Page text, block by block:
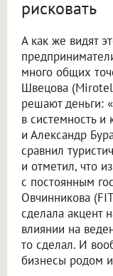
рисковать
А как же видят
много общих
Швецова
решают деньги:
в системность и
и Александр
сравнил
и отметил, что
с постоянным
Овчинникова
сделала акцент
влиянии на
то сделал. И
бизнесы родом